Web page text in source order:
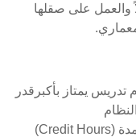
والعمل على صقلها
تدريس يمتاز بأكبرقدر
الفصلي(semester)ونظام الساعات المعتمدة (Credit Hours)